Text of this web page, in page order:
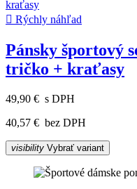
 Rýchly náhľad
Pánsky športový
tričko + kraťasy
49,90 € s DPH
40,57 € bez DPH
visibility Vybrať variant